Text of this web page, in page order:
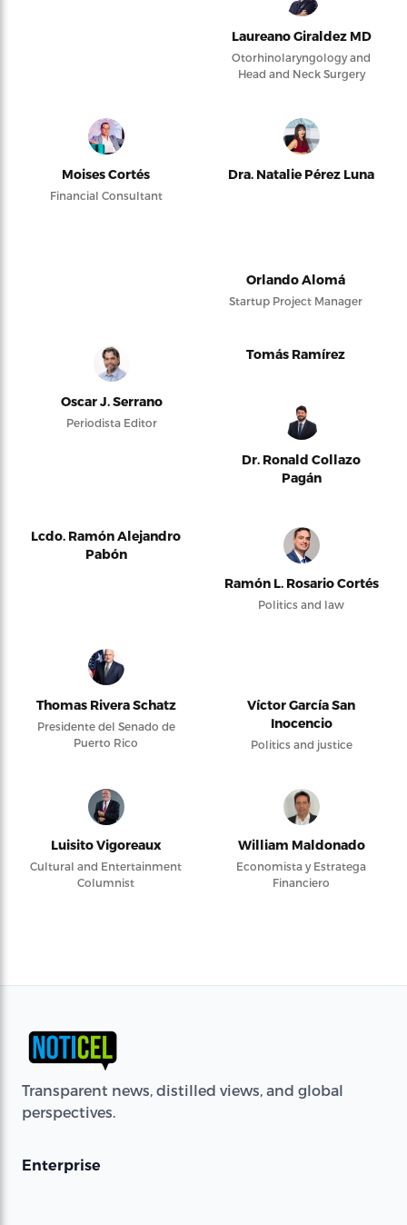
Laureano Giraldez MD
Otorhinolaryngology and
Head and Neck Surgery
Moises Cortés
Financial Consultant
Dra. Natalie Pérez Luna
Orlando Alomá
Startup Project Manager
Oscar J. Serrano
Periodista Editor
Tomás Ramírez
Dr. Ronald Collazo
Pagán
Lcdo. Ramón Alejandro
Pabón
Ramón L. Rosario Cortés
Politics and law
Thomas Rivera Schatz
Presidente del Senado de
Puerto Rico
Víctor García San
Inocencio
Politics and justice
Luisito Vigoreaux
Cultural and Entertainment
Columnist
William Maldonado
Economista y Estratega
Financiero
Transparent news, distilled views, and global
perspectives.
Enterprise